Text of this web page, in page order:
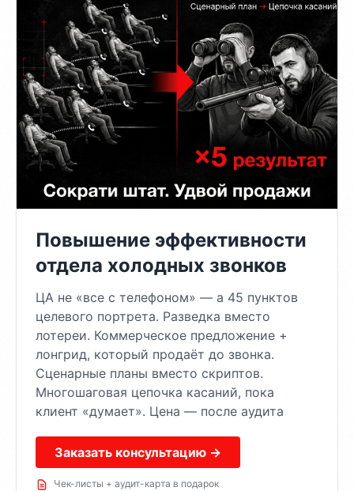
Повышение эффективности
отдела холодных звонков
ЦА не «все с телефоном» — а 45 пунктов
целевого портрета. Разведка вместо
лотереи. Коммерческое предложение +
лонгрид, который продаёт до звонка.
Сценарные планы вместо скриптов.
Многошаговая цепочка касаний, пока
клиент «думает». Цена — после аудита
Заказать консультацию →
Чек-листы + аудит-карта в подарок